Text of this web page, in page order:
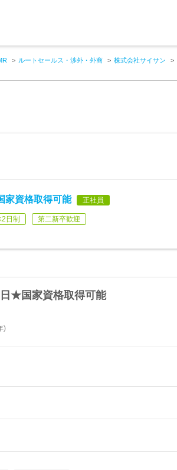
ルートセールス・渉外・外商 株式会社サイサン
家資格取得可能 正社員
日制 第二新卒歓迎
★国家資格取得可能
)